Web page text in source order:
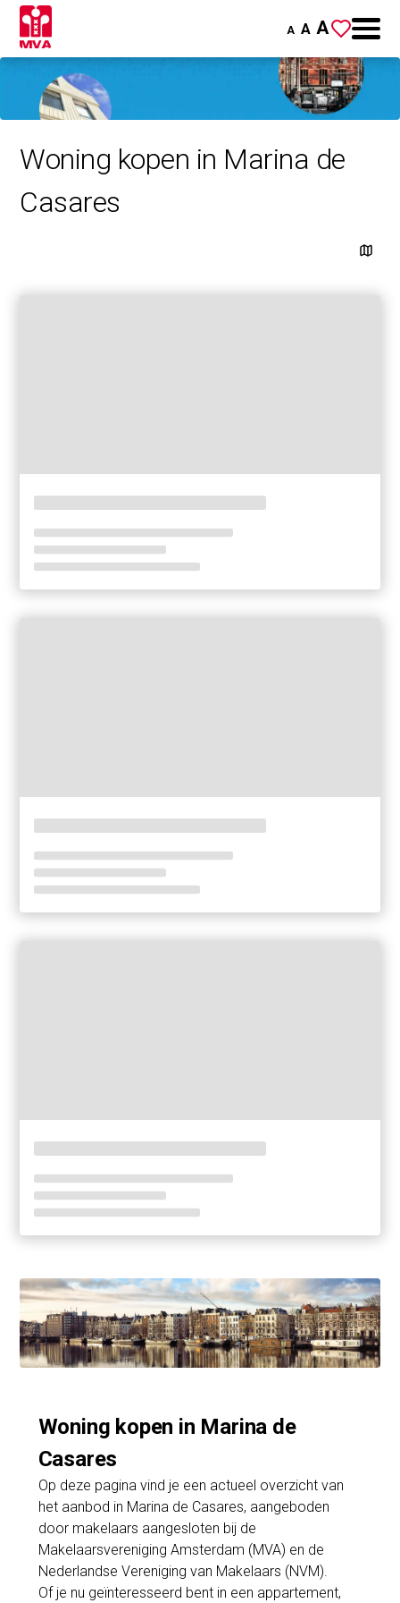
A A A
Woning kopen in Marina de
Casares
Woning kopen in Marina de
Casares
Op deze pagina vind je een actueel overzicht van
het aanbod in Marina de Casares, aangeboden
door makelaars aangesloten bij de
Makelaarsvereniging Amsterdam (MVA) en de
Nederlandse Vereniging van Makelaars (NVM).
Of je nu geïnteresseerd bent in een appartement,